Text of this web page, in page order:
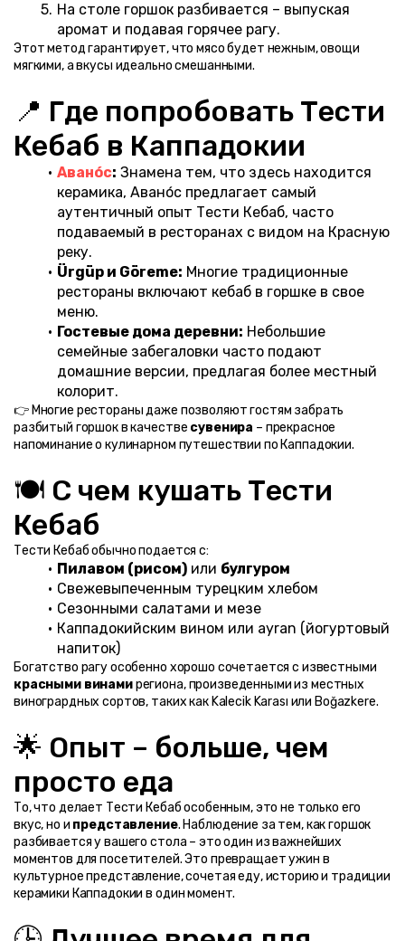
На столе горшок разбивается – выпуская
аромат и подавая горячее рагу.
Этот метод гарантирует, что мясо будет нежным, овощи
мягкими, а вкусы идеально смешанными.
📍 Где попробовать Тести
Кебаб в Каппадокии
Авано́с: Знамена тем, что здесь находится
керамика, Авано́с предлагает самый
аутентичный опыт Тести Кебаб, часто
подаваемый в ресторанах с видом на Красную
реку.
Ürgüp и Göreme: Многие традиционные
рестораны включают кебаб в горшке в свое
меню.
Гостевые дома деревни: Небольшие
семейные забегаловки часто подают
домашние версии, предлагая более местный
колорит.
👉 Многие рестораны даже позволяют гостям забрать
разбитый горшок в качестве сувенира – прекрасное
напоминание о кулинарном путешествии по Каппадокии.
🍽️ С чем кушать Тести
Кебаб
Тести Кебаб обычно подается с:
Пилавом (рисом) или булгуром
Свежевыпеченным турецким хлебом
Сезонными салатами и мезе
Каппадокийским вином или ayran (йогуртовый
напиток)
красными винами региона, произведенными из местных
виногрардных сортов, таких как Kalecik Karası или Boğazkere.
🌟 Опыт – больше, чем
просто еда
То, что делает Тести Кебаб особенным, это не только его
вкус, но и представление. Наблюдение за тем, как горшок
разбивается у вашего стола – это один из важнейших
моментов для посетителей. Это превращает ужин в
культурное представление, сочетая еду, историю и традиции
керамики Каппадокии в один момент.